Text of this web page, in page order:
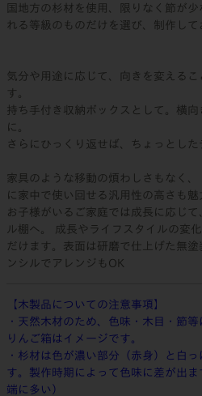
国地方の杉材を使用、限りなく節が
れる等級のものだけを選び、制作して
気分や用途に応じて、向きを変える
す。
持ち手付き収納ボックスとして。横
に。
さらにひっくり返せば、ちょっとした
家具のような移動の煩わしさもなく
に家中で使い回せる汎用性の高さも魅
お子様がいるご家庭では成長に応じ
ル棚へ。 成長やライフスタイルの変
だけます。表面は研磨で仕上げた無
ンシルでアレンジもOK
【木製品についての注意事項】
・天然木材のため、色味・木目・節
りんご箱はイメージです。
・杉材は色が濃い部分（赤身）と白
す。製作時期によって色味に差が出
端に多い）